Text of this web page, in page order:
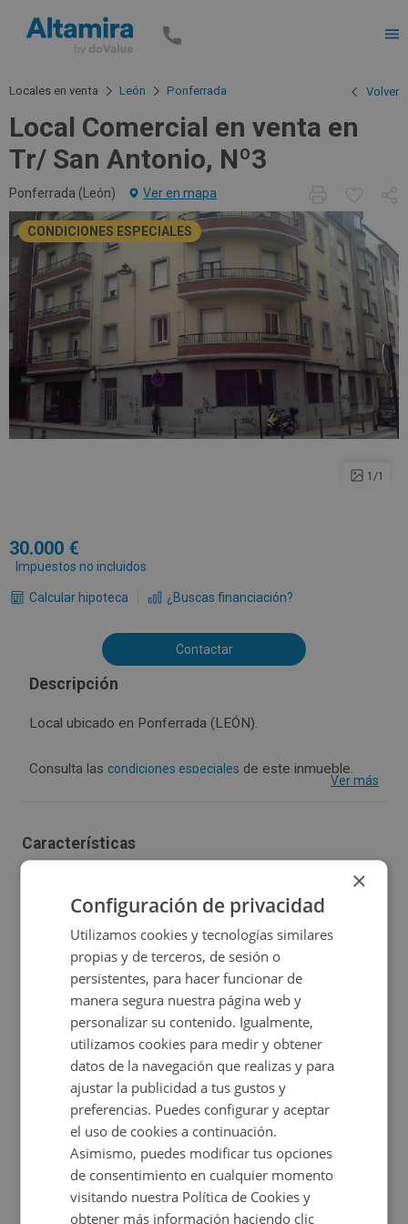
Locales en venta León Ponferrada Volver
Local Comercial en venta en
Tr/ San Antonio, Nº3
Ponferrada (León) Ver en mapa
CONDICIONES ESPECIALES
1/1
30.000
Impuestos no incluidos
Calcular hipoteca ¿Buscas financiación?
Contactar
Descripción
Local ubicado en Ponferrada (LEÓN).
Consulta las condiciones especiales de este inmueble.
Ver más
Características
Certificado energético
Ubicación
Ampliar mapa
Ver en mapa
Certificado energético
Calificación de eficiencia energética
en trámite.
×
Configuración de privacidad
Utilizamos cookies y tecnologías similares
propias y de terceros, de sesión o
persistentes, para hacer funcionar de
manera segura nuestra página web y
personalizar su contenido. Igualmente,
utilizamos cookies para medir y obtener
datos de la navegación que realizas y para
ajustar la publicidad a tus gustos y
preferencias. Puedes configurar y aceptar
el uso de cookies a continuación.
Asimismo, puedes modificar tus opciones
de consentimiento en cualquier momento
visitando nuestra Política de Cookies y
obtener más información haciendo clic